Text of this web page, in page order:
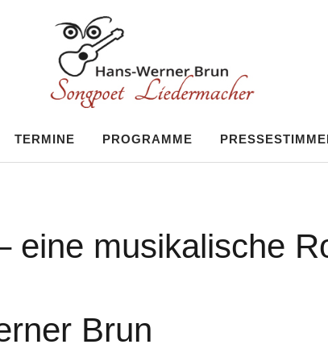
TERMINE PROGRAMME
eine musikalische
Brun